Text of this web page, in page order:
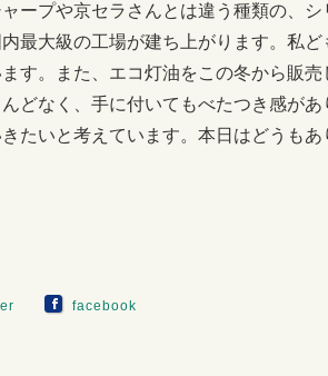
ープや京セラさんとは違う種類の、
最大級の工場が建ち上がります。私
す。また、エコ灯油をこの冬から販
どなく、手に付いてもべたつき感が
たいと考えています。本日はどうも
facebook